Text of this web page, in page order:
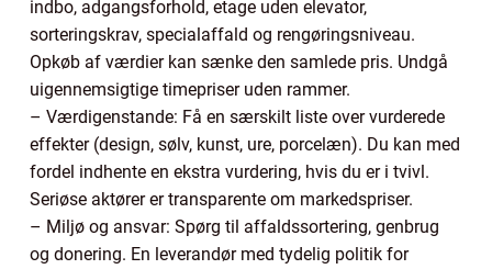
indbo, adgangsforhold, etage uden elevator,
sorteringskrav, specialaffald og rengøringsniveau.
Opkøb af værdier kan sænke den samlede pris. Undgå
uigennemsigtige timepriser uden rammer.
– Værdigenstande: Få en særskilt liste over vurderede
effekter (design, sølv, kunst, ure, porcelæn). Du kan med
fordel indhente en ekstra vurdering, hvis du er i tvivl.
Seriøse aktører er transparente om markedspriser.
– Miljø og ansvar: Spørg til affaldssortering, genbrug
og donering. En leverandør med tydelig politik for